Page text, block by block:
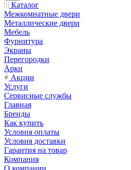
Каталог
Межкомнатные двери
Металлические двери
Мебель
Фурнитура
Экраны
Перегородки
Арки
Акции
Услуги
Сервисные службы
Главная
Бренды
Как купить
Условия оплаты
Условия доставки
Гарантия на товар
Компания
О компании